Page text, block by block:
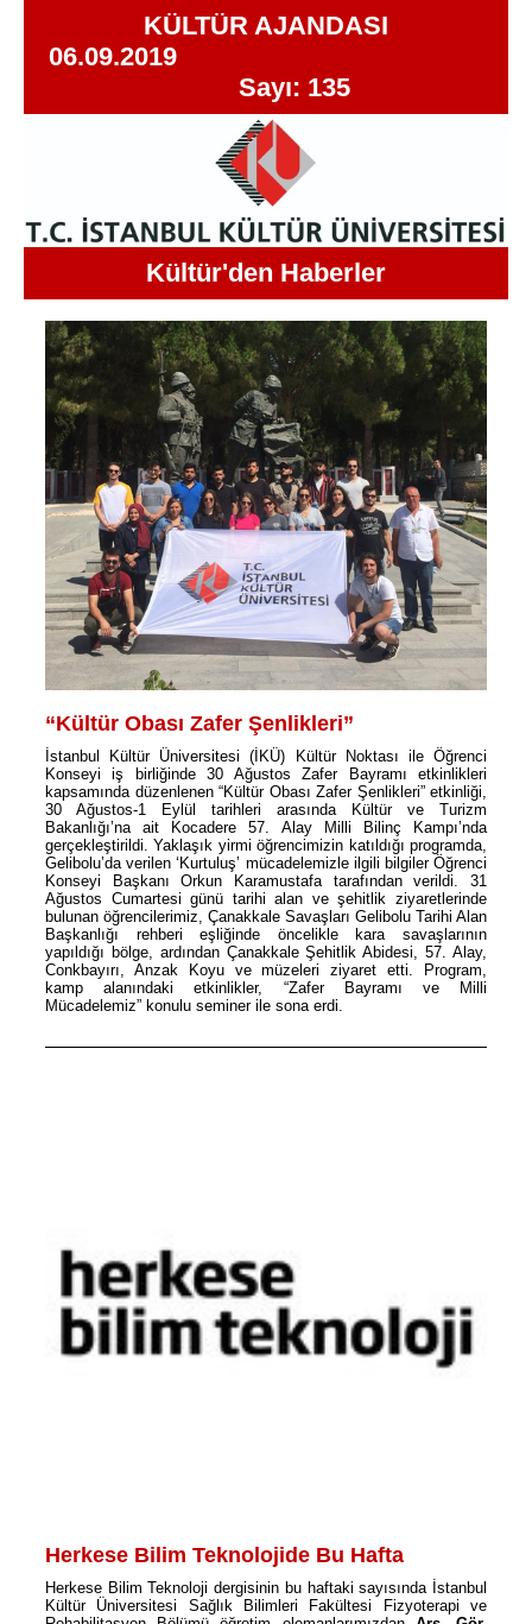
KÜLTÜR AJANDASI
06.09.2019
Sayı: 135
Kültür'den Haberler
“Kültür Obası Zafer Şenlikleri”
İstanbul Kültür Üniversitesi (İKÜ) Kültür Noktası ile Öğrenci
Konseyi iş birliğinde 30 Ağustos Zafer Bayramı etkinlikleri
kapsamında düzenlenen “Kültür Obası Zafer Şenlikleri” etkinliği,
30 Ağustos-1 Eylül tarihleri arasında Kültür ve Turizm
Bakanlığı’na ait Kocadere 57. Alay Milli Bilinç Kampı’nda
gerçekleştirildi. Yaklaşık yirmi öğrencimizin katıldığı programda,
Gelibolu’da verilen ‘Kurtuluş’ mücadelemizle ilgili bilgiler Öğrenci
Konseyi Başkanı Orkun Karamustafa tarafından verildi. 31
Ağustos Cumartesi günü tarihi alan ve şehitlik ziyaretlerinde
bulunan öğrencilerimiz, Çanakkale Savaşları Gelibolu Tarihi Alan
Başkanlığı rehberi eşliğinde öncelikle kara savaşlarının
yapıldığı bölge, ardından Çanakkale Şehitlik Abidesi, 57. Alay,
Conkbayırı, Anzak Koyu ve müzeleri ziyaret etti. Program,
kamp alanındaki etkinlikler, “Zafer Bayramı ve Milli
Mücadelemiz” konulu seminer ile sona erdi.
Herkese Bilim Teknolojide Bu Hafta
Herkese Bilim Teknoloji dergisinin bu haftaki sayısında İstanbul
Kültür Üniversitesi Sağlık Bilimleri Fakültesi Fizyoterapi ve